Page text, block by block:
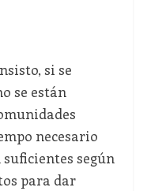
si se
se están
necesario
según
para dar